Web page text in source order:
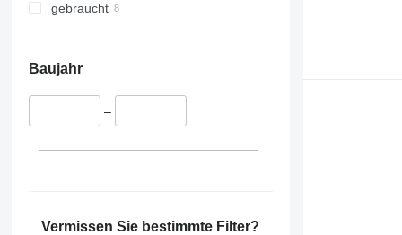
gebraucht
Baujahr
–
Vermissen Sie bestimmte Filter?